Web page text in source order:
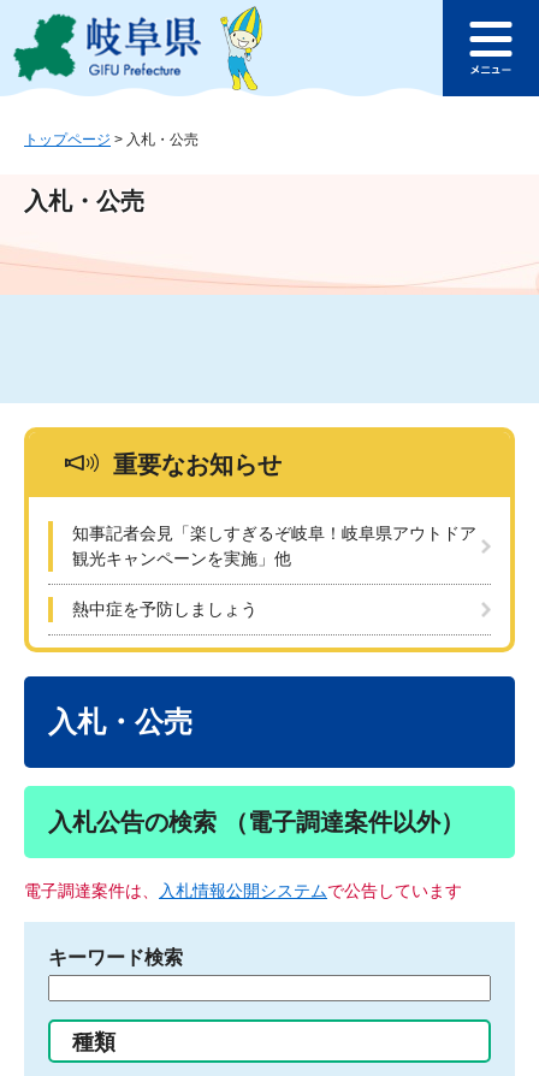
ジ
ュ
文
このページの本文へ
ュ
トップページ > 入札・公売
入札・公売
重要なお知らせ
知事記者会見「楽しすぎるぞ岐阜！岐阜県アウトドア
観光キャンペーンを実施」他
熱中症を予防しましょう
入札・公売
入札公告の検索 （電子調達案件以外）
電子調達案件は、 入札情報公開システムで公告しています
キーワード検索
る
種類